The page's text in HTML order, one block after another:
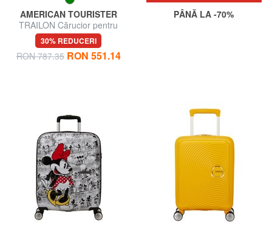
AMERICAN TOURISTER
TRAILON Cărucior pentru
bagaje de mână
30% REDUCERI
RON 787.35 RON 551.14
PÂNĂ LA -70%